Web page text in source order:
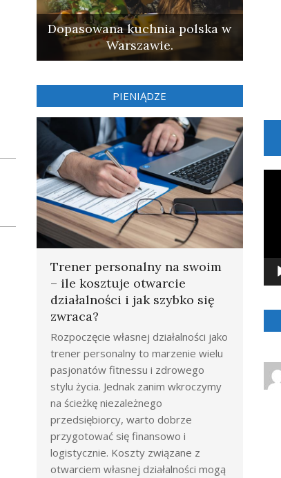
Dopasowana kuchnia polska w
Warszawie.
PIENIĄDZE
Trener personalny na swoim
– ile kosztuje otwarcie
działalności i jak szybko się
zwraca?
Rozpoczęcie własnej działalności jako
trener personalny to marzenie wielu
pasjonatów fitnessu i zdrowego
stylu życia. Jednak zanim wkroczymy
na ścieżkę niezależnego
przedsiębiorcy, warto dobrze
przygotować się finansowo i
logistycznie. Koszty związane z
otwarciem własnej działalności mogą